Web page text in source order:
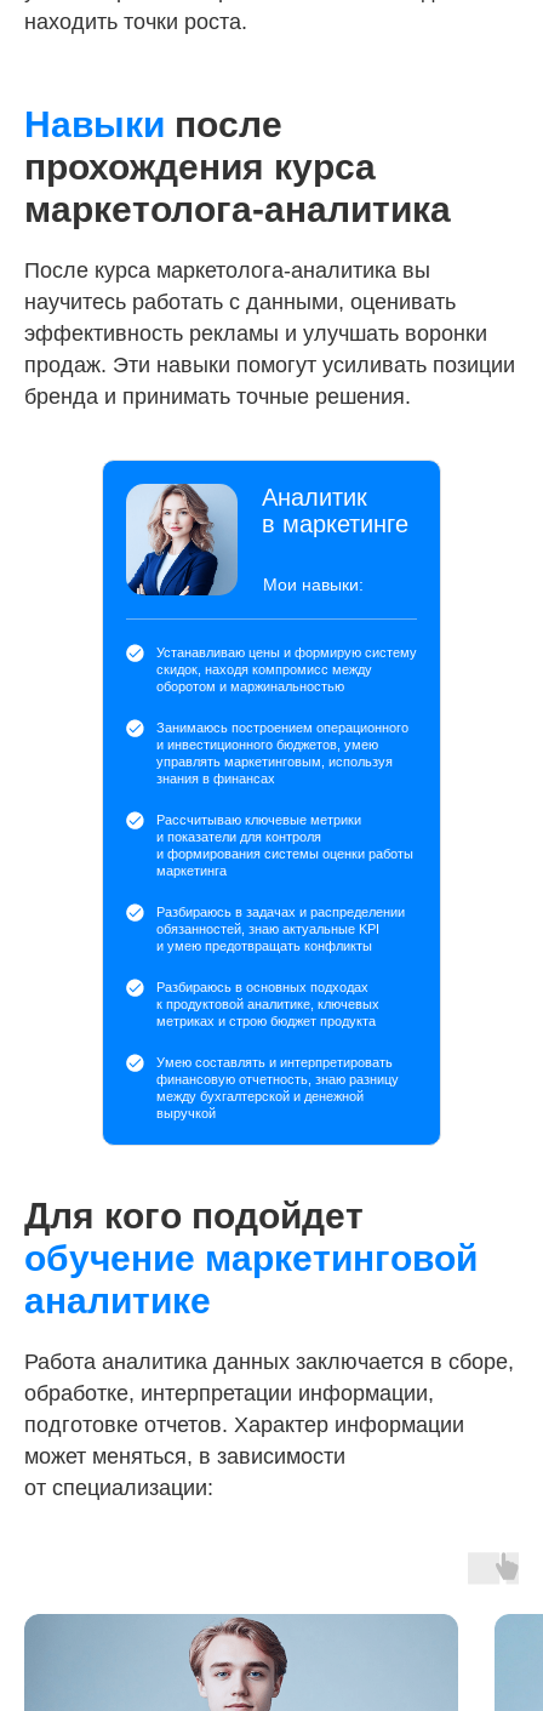
находить точки роста.
Навыки после
прохождения курса
маркетолога-аналитика
После курса маркетолога-аналитика вы
научитесь работать с данными, оценивать
эффективность рекламы и улучшать воронки
продаж. Эти навыки помогут усиливать позиции
бренда и принимать точные решения.
Мои навыки:
Устанавливаю цены и формирую систему
скидок, находя компромисс между
оборотом и маржинальностью
Аналитик
в маркетинге
Рассчитываю ключевые метрики
и показатели для контроля
и формирования системы оценки работы
маркетинга
Умею составлять и интерпретировать
финансовую отчетность, знаю разницу
между бухгалтерской и денежной
выручкой
Разбираюсь в задачах и распределении
обязанностей, знаю актуальные KPI
и умею предотвращать конфликты
Занимаюсь построением операционного
и инвестиционного бюджетов, умею
управлять маркетинговым, используя
знания в финансах
Разбираюсь в основных подходах
к продуктовой аналитике, ключевых
метриках и строю бюджет продукта
Для кого подойдет
обучение маркетинговой
аналитике
Работа аналитика данных заключается в сборе,
обработке, интерпретации информации,
подготовке отчетов. Характер информации
может меняться, в зависимости
от специализации:
Программа построена вокруг реальных
кейсов и практических заданий. Уже
на этапе обучения вы научитесь
разбирать экономию от маркетинга
и продукта, расчитывать маркетинговый
бюджет